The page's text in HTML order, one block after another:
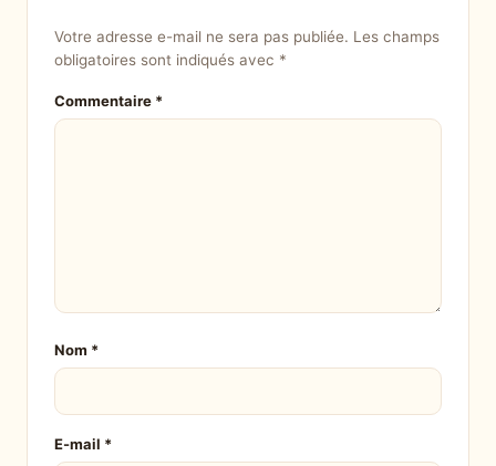
Votre adresse e-mail ne sera pas publiée. Les champs
obligatoires sont indiqués avec *
Commentaire *
Nom *
E-mail *